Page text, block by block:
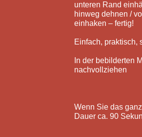
unteren Rand
hinweg dehnen /
einhaken – fertig!
Einfach, praktisch,
In der bebilderten
nachvollziehen
Wenn Sie das
Dauer ca. 90